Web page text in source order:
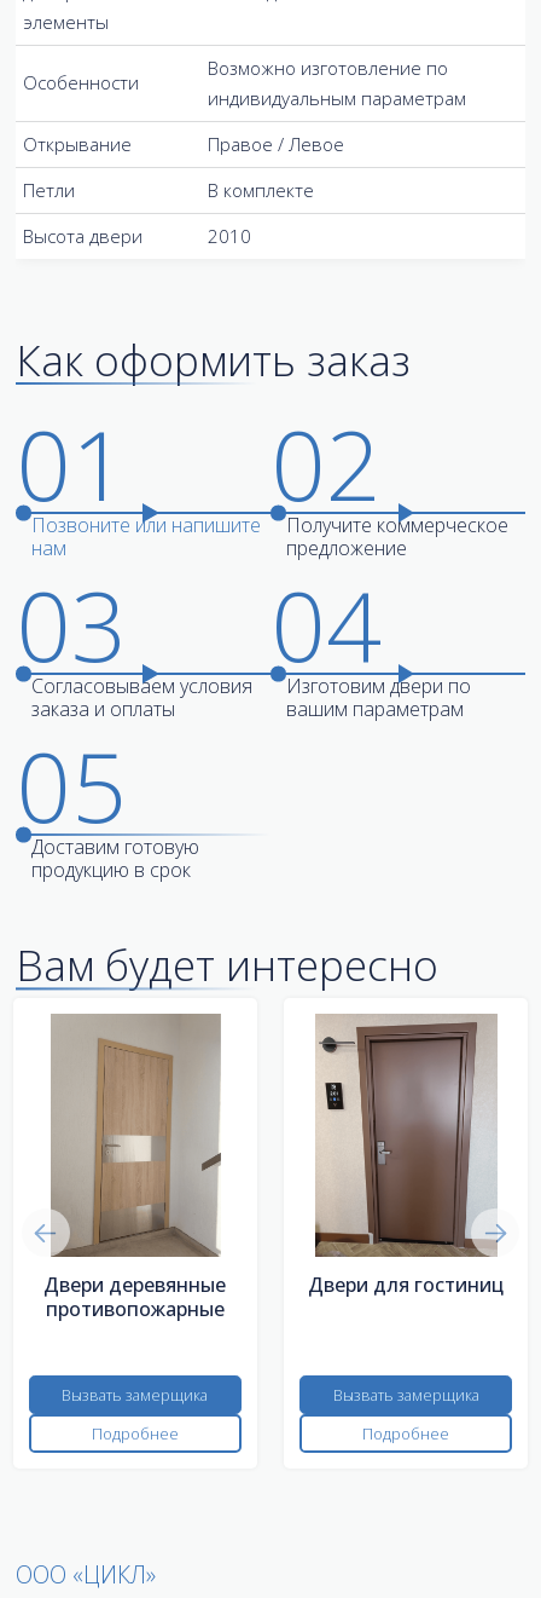
элементы
Особенности
Возможно изготовление по
индивидуальным параметрам
Открывание
Правое / Левое
Петли
В комплекте
Высота двери
2010
Как оформить заказ
01
Позвоните или напишите
нам
02
Получите коммерческое
предложение
03
Согласовываем условия
заказа и оплаты
04
Изготовим двери по
вашим параметрам
05
Доставим готовую
продукцию в срок
Вам будет интересно
Двери деревянные
противопожарные
Вызвать замерщика
Подробнее
Двери для гостиниц
Вызвать замерщика
Подробнее
ООО «ЦИКЛ»